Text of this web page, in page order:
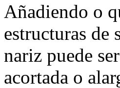
Añadiendo o
estructuras de
nariz puede
acortada o